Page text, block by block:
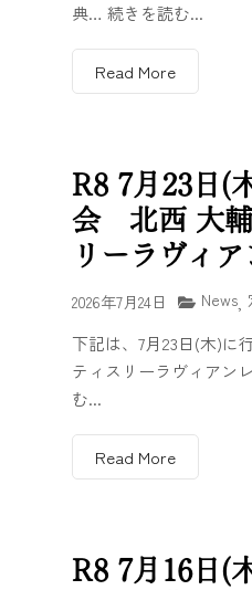
典… 続きを読む...
Read More
R8 7月23日(
会 北西 大輔
リーラヴィ
2026年7月24日 News
下記は、7月23日(木)に
ティスリーラヴィアン
む...
Read More
R8 7月16日(